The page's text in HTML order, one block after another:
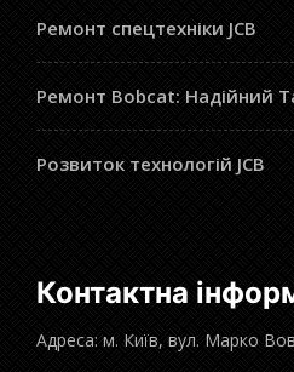
Ремонт спецтехніки JCB
Ремонт Bobcat: Надійний
Розвиток технологій JCB
Контактна
Адреса: м. Київ, вул. Марко